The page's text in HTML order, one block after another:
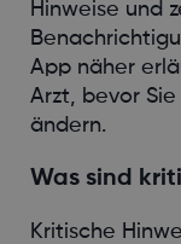
Hinweise und
App näher
Arzt, bevor
ändern.
Was sind
Kritische